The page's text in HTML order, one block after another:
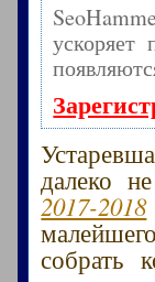
ускоряет
далеко
2017-2018
собрать